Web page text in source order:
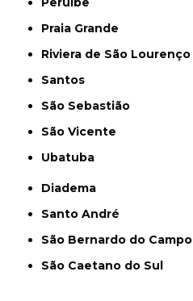
Praia Grande
Riviera de São Lourenço
Santos
São Sebastião
São Vicente
Ubatuba
Diadema
Santo André
São Bernardo do Campo
São Caetano do Sul